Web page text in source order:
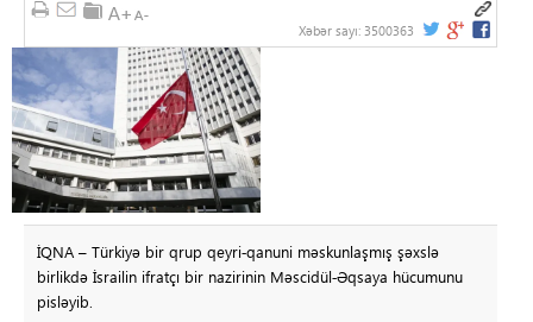
Xəbər sayı: 3500363
İQNA – Türkiyə bir qrup qeyri‑qanuni məskunlaşmış şəxslə
birlikdə İsrailin ifratçı bir nazirinin Məscidül‑Əqsaya hücumunu
pisləyib.